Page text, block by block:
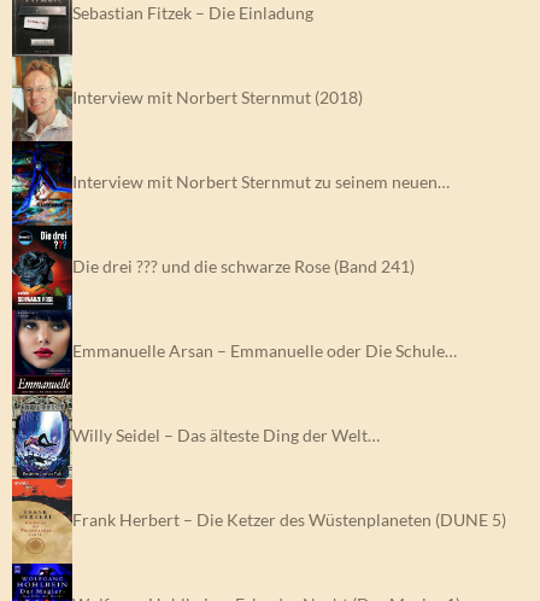
Sebastian Fitzek – Die Einladung
Interview mit Norbert Sternmut (2018)
Interview mit Norbert Sternmut zu seinem neuen…
Die drei ??? und die schwarze Rose (Band 241)
Emmanuelle Arsan – Emmanuelle oder Die Schule…
Willy Seidel – Das älteste Ding der Welt…
Frank Herbert – Die Ketzer des Wüstenplaneten (DUNE 5)